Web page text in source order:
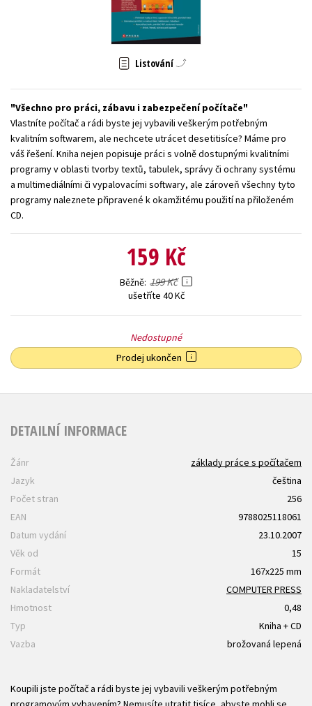
Zahraniční literatura
Listování
Všechno pro práci, zábavu i zabezpečení počítače
Vlastníte počítač a rádi byste jej vybavili veškerým potřebným
kvalitním softwarem, ale nechcete utrácet desetitisíce? Máme pro
váš řešení. Kniha nejen popisuje práci s volně dostupnými kvalitními
programy v oblasti tvorby textů, tabulek, správy či ochrany systému
a multimediálními či vypalovacími softwary, ale zároveň všechny tyto
programy naleznete připravené k okamžitému použití na přiloženém
CD.
159 Kč
Běžně 199 Kč
ušetříte 40 Kč
Nedostupné
Prodej ukončen
DETAILNÍ INFORMACE
Žánr
základy práce s počítačem
Jazyk
čeština
Počet stran
256
EAN
9788025118061
Datum vydání
23.10.2007
Věk od
15
Formát
167x225 mm
Nakladatelství
COMPUTER PRESS
Hmotnost
0,48
Typ
Kniha + CD
Vazba
brožovaná lepená
Koupili jste počítač a rádi byste jej vybavili veškerým potřebným